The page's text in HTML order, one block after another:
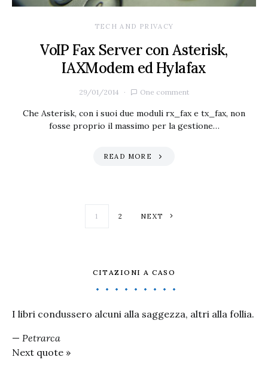
TECH AND PRIVACY
VoIP Fax Server con Asterisk,
IAXModem ed Hylafax
29/01/2014 One comment
Che Asterisk, con i suoi due moduli rx_fax e tx_fax, non
fosse proprio il massimo per la gestione…
READ MORE
Paginazione
1 2 NEXT
CITAZIONI A CASO
I libri condussero alcuni alla saggezza, altri alla follia.
— Petrarca
Next quote »